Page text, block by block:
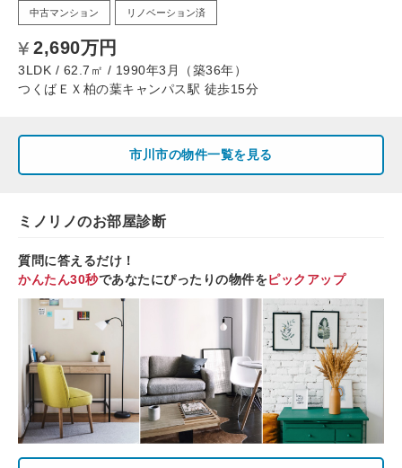
中古マンション リノベーション済
2,690万円
3LDK / 62.7㎡ / 1990年3月（築36年）
つくばＥＸ柏の葉キャンパス駅 徒歩15分
市川市の物件一覧を見る
ミノリノのお部屋診断
質問に答えるだけ！
かんたん30秒であなたにぴったりの物件をピックアップ